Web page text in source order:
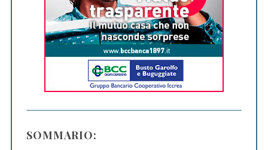
SOMMARIO: